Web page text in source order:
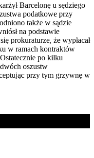
Barcelonę u sędziego
podatkowe przy
także w sądzie
na podstawie
prokuraturze, że wypłacał
w ramach kontraktów
po kilku
oszustw
przy tym grzywnę w